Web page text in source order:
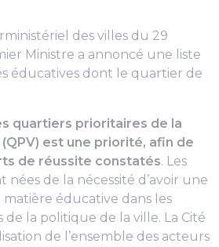
des villes du 29
Ministre a annoncé une liste
éducatives dont le quartier de
quartiers prioritaires de la
est une priorité, afin de
de réussite constatés. Les
nées de la nécessité d’avoir une
éducative dans les
la politique de la ville. La Cité
de l’ensemble des acteurs